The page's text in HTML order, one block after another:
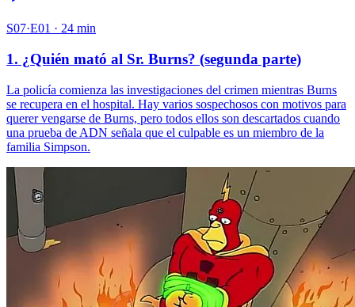
S07·E01 · 24 min
1. ¿Quién mató al Sr. Burns? (segunda parte)
La policía comienza las investigaciones del crimen mientras Burns
se recupera en el hospital. Hay varios sospechosos con motivos para
querer vengarse de Burns, pero todos ellos son descartados cuando
una prueba de ADN señala que el culpable es un miembro de la
familia Simpson.